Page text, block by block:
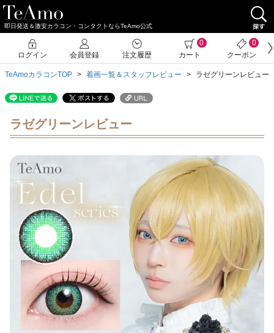
即日発送＆激安カラコン・コンタクトならTeAmo公式
TeAmoカラコンTOP 着画一覧＆スタッフレビュー ラゼグリーンレビュー
ラゼグリーンレビュー
ログイン 会員登録 注文履歴
0
カート
0
クーポン